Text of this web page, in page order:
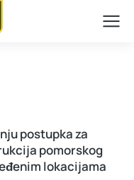
postupka za
pomorskog
lokacijama